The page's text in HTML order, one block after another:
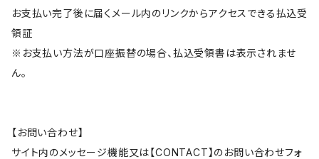
お支払い完了後に届くメール内のリンクからアクセスできる払込受
領証
※お支払い方法が口座振替の場合、払込受領書は表示されませ
ん。
【お問い合わせ】
サイト内のメッセージ機能又は【CONTACT】のお問い合わせフォ